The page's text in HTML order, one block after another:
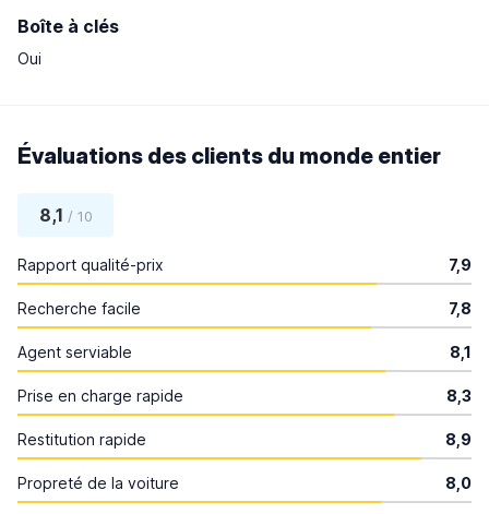
Boîte à clés
Oui
Évaluations des clients du monde entier
8,1 / 10
Rapport qualité-prix 7,9
Recherche facile 7,8
Agent serviable 8,1
Prise en charge rapide 8,3
Restitution rapide 8,9
Propreté de la voiture 8,0